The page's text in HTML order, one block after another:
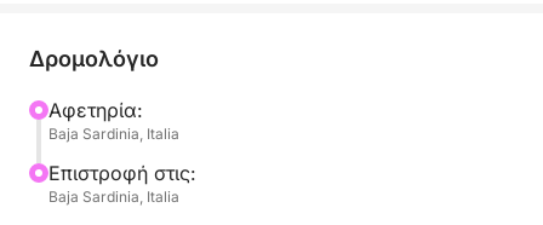
Δρομολόγιο
Αφετηρία:
Baja Sardinia, Italia
Επιστροφή στις:
Baja Sardinia, Italia